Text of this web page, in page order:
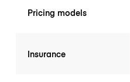
Pricing models
Insurance